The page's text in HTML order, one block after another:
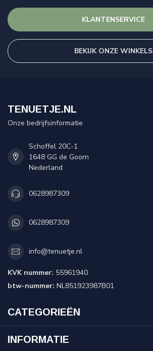
KLANTENSERVICE
BEKIJK ONZE WINKELS
TENUETJE.NL
Onze bedrijfsinformatie
Schoffel 20C-1
1648 GG de Goorn
Nederland
0628987309
0628987309
info@tenuetje.nl
KVK nummer: 55961940
btw-nummer: NL851923987B01
CATEGORIEËN
INFORMATIE